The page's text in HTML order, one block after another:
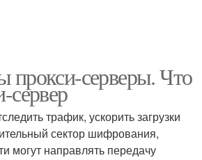
прокси-серверы. Что
сервер
трафик, ускорить загрузки
сектор шифрования,
могут направлять передачу